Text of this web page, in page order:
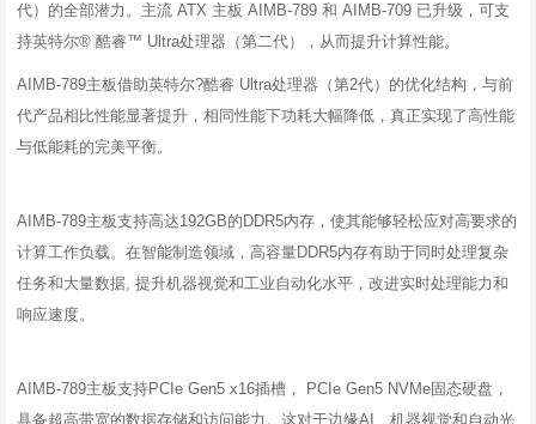
代）的全部潜力。主流 ATX 主板 AIMB-789 和 AIMB-709 已升级，可支
持英特尔® 酷睿™ Ultra处理器（第二代），从而提升计算性能。
AIMB-789主板借助英特尔?酷睿 Ultra处理器（第2代）的优化结构，与前
代产品相比性能显著提升，相同性能下功耗大幅降低，真正实现了高性能
与低能耗的完美平衡。
AIMB-789主板支持高达192GB的DDR5内存，使其能够轻松应对高要求的
计算工作负载。在智能制造领域，高容量DDR5内存有助于同时处理复杂
任务和大量数据, 提升机器视觉和工业自动化水平，改进实时处理能力和
响应速度。
AIMB-789主板支持PCIe Gen5 x16插槽， PCIe Gen5 NVMe固态硬盘，
具备超高带宽的数据存储和访问能力。这对于边缘AI、机器视觉和自动光